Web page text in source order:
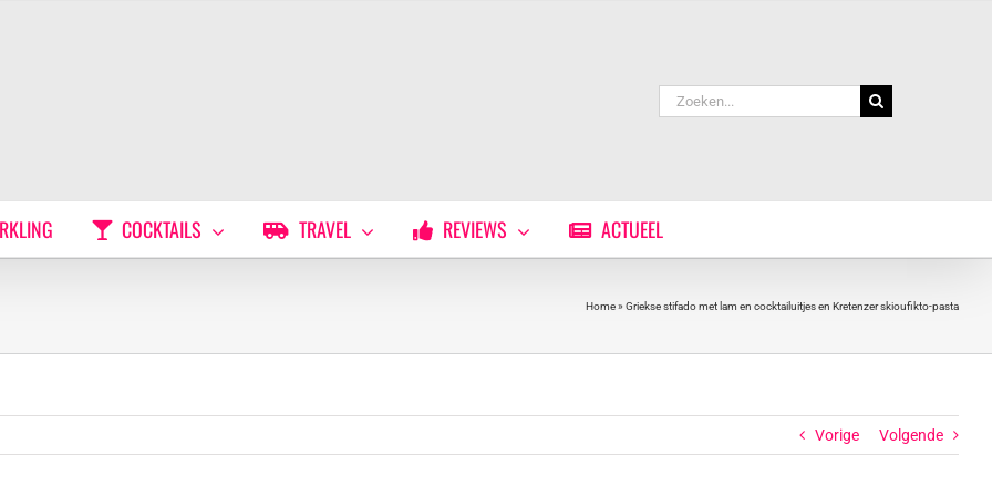
Zoeken
naar:
COCKTAILS TRAVEL REVIEWS ACTUEEL
Home» Griekse stifado met lam en cocktailuitjes en Kretenzer skioufikto-pasta
Vorige Volgende